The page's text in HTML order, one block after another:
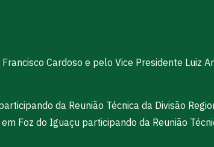
Cardoso e pelo Vice Presidente Luiz
da Reunião Técnica da Divisão
Foz do Iguaçu participando da Reunião